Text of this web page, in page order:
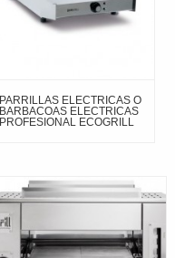
PARRILLAS ELECTRICAS O
BARBACOAS ELECTRICAS
PROFESIONAL ECOGRILL